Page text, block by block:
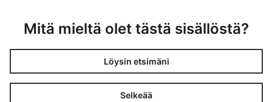
Mitä mieltä olet tästä sisällöstä?
Löysin etsimäni
Selkeää